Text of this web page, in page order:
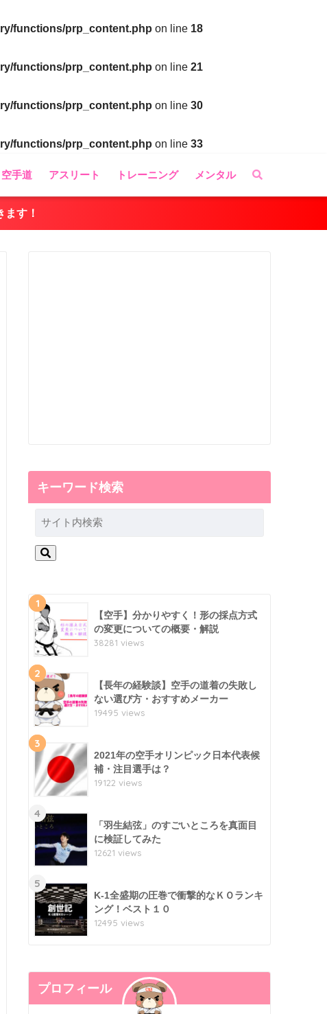
functions/prp_content.php on line 18
functions/prp_content.php on line 21
functions/prp_content.php on line 30
functions/prp_content.php on line 33
空手道 アスリート トレーニング メンタル
す！
キーワード検索
1
【空手】分かりやすく！形の採点方式
の変更についての概要・解説
38281 views
2
【長年の経験談】空手の道着の失敗し
ない選び方・おすすめメーカー
19495 views
3
2021年の空手オリンピック日本代表候
補・注目選手は？
19122 views
4
「羽生結弦」のすごいところを真面目
に検証してみた
12621 views
5
K-1全盛期の圧巻で衝撃的なＫＯランキ
ング！ベスト１０
12495 views
プロフィール